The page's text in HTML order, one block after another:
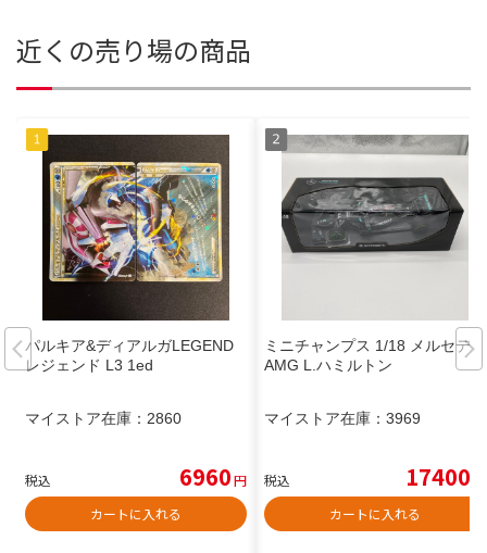
近くの売り場の商品
パルキア&ディアルガLEGEND
レジェンド L3 1ed
マイストア在庫： 2860
税込 6960円
カートに入れる
ミニチャンプス 1/18 メルセデス
AMG L.ハミルトン
マイストア在庫： 3969
税込 17400
カートに入れる